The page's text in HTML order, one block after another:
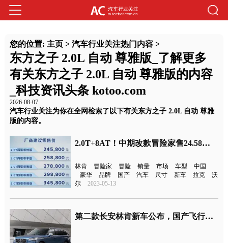
您的位置: 主页> 汽车行业关注热门内容>
东方之子 2.0L 自动 尊雅版_了解更多
有关东方之子 2.0L 自动 尊雅版的内容
_科技资讯头条 kotoo.com
2026-08-07
汽车行业关注为你在全网检索了以下有关东方之子 2.0L 自动 尊雅
版的内容。
2.0T+8AT！中期改款冒险家售24.58万元起
林肯 冒险家 冒险 销量 市场 车型
中国
豪华
品牌 国产 汽车 尺寸 新车 拉克
沃
尔
2023-05-13
第二款长安林肯新车公布，国产飞行家中大型SUV 7月上市